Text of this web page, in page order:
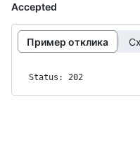
Accepted
Пример отклика
Status: 202